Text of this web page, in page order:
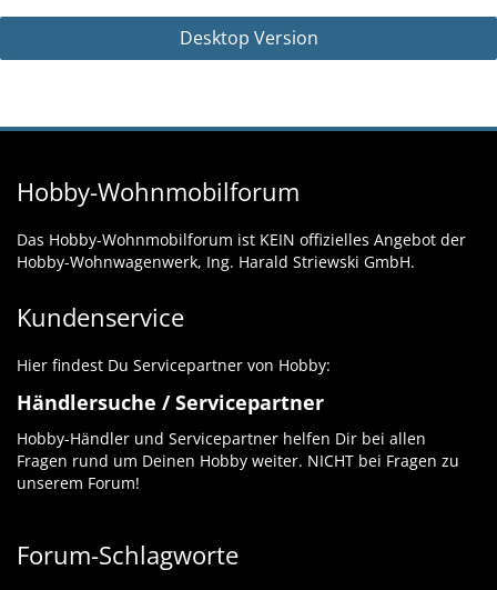
Desktop Version
Hobby-Wohnmobilforum
Das Hobby-Wohnmobilforum ist KEIN offizielles Angebot der
Hobby-Wohnwagenwerk, Ing. Harald Striewski GmbH.
Kundenservice
Hier findest Du Servicepartner von Hobby:
Händlersuche / Servicepartner
Hobby-Händler und Servicepartner helfen Dir bei allen
Fragen rund um Deinen Hobby weiter. NICHT bei Fragen zu
unserem Forum!
Forum-Schlagworte